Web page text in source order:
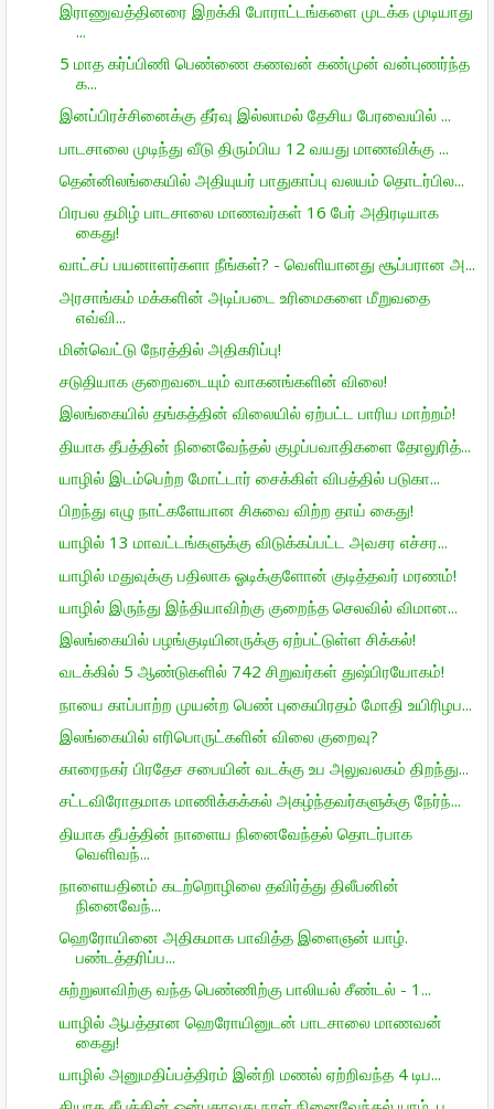
இராணுவத்தினரை இறக்கி போராட்டங்களை முடக்க முடியாது
...
5 மாத கர்ப்பிணி பெண்ணை கணவன் கண்முன் வன்புணர்ந்த
க...
இனப்பிரச்சினைக்கு தீர்வு இல்லாமல் தேசிய பேரவையில் ...
பாடசாலை முடிந்து வீடு திரும்பிய 12 வயது மாணவிக்கு ...
தென்னிலங்கையில் அதியுயர் பாதுகாப்பு வலயம் தொடர்பில...
பிரபல தமிழ் பாடசாலை மாணவர்கள் 16 பேர் அதிரடியாக
கைது!
வாட்சப் பயனாளர்களா நீங்கள்? - வெளியானது சூப்பரான அ...
அரசாங்கம் மக்களின் அடிப்படை உரிமைகளை மீறுவதை
எவ்வி...
மின்வெட்டு நேரத்தில் அதிகரிப்பு!
சடுதியாக குறைவடையும் வாகனங்களின் விலை!
இலங்கையில் தங்கத்தின் விலையில் ஏற்பட்ட பாரிய மாற்றம்!
தியாக தீபத்தின் நினைவேந்தல் குழப்பவாதிகளை தோலுரித்...
யாழில் இடம்பெற்ற மோட்டார் சைக்கிள் விபத்தில் படுகா...
பிறந்து எழு நாட்களேயான சிசுவை விற்ற தாய் கைது!
யாழில் 13 மாவட்டங்களுக்கு விடுக்கப்பட்ட அவசர எச்சர...
யாழில் மதுவுக்கு பதிலாக ஓடிக்குளோன் குடித்தவர் மரணம்!
யாழில் இருந்து இந்தியாவிற்கு குறைந்த செலவில் விமான...
இலங்கையில் பழங்குடியினருக்கு ஏற்பட்டுள்ள சிக்கல்!
வடக்கில் 5 ஆண்டுகளில் 742 சிறுவர்கள் துஷ்பிரயோகம்!
நாயை காப்பாற்ற முயன்ற பெண் புகையிரதம் மோதி உயிரிழப...
இலங்கையில் எரிபொருட்களின் விலை குறைவு?
காரைநகர் பிரதேச சபையின் வடக்கு உப அலுவலகம் திறந்து...
சட்டவிரோதமாக மாணிக்கக்கல் அகழ்ந்தவர்களுக்கு நேர்ந்...
தியாக தீபத்தின் நாளைய நினைவேந்தல் தொடர்பாக
வெளிவந்...
நாளையதினம் கடற்றொழிலை தவிர்த்து திலீபனின்
நினைவேந்...
ஹெரோயினை அதிகமாக பாவித்த இளைஞன் யாழ்.
பண்டத்தரிப்ப...
சுற்றுலாவிற்கு வந்த பெண்ணிற்கு பாலியல் சீண்டல் - 1...
யாழில் ஆபத்தான ஹெரோயினுடன் பாடசாலை மாணவன்
கைது!
யாழில் அனுமதிப்பத்திரம் இன்றி மணல் ஏற்றிவந்த 4 டிப...